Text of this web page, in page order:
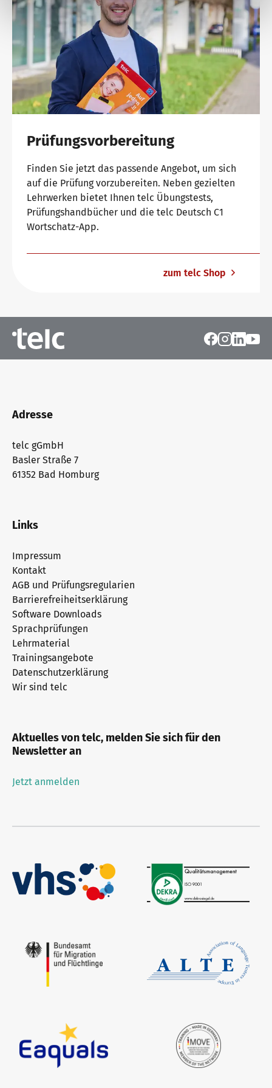
Prüfungsvorbereitung
Finden Sie jetzt das passende Angebot, um sich
auf die Prüfung vorzubereiten. Neben gezielten
Lehrwerken bietet Ihnen telc Übungstests,
Prüfungshandbücher und die telc Deutsch C1
Wortschatz-App.
zum telc Shop
Adresse
telc gGmbH
Basler Straße 7
61352 Bad Homburg
Links
Impressum
Kontakt
AGB und Prüfungsregularien
Barrierefreiheitserklärung
Software Downloads
Sprachprüfungen
Lehrmaterial
Trainingsangebote
Datenschutzerklärung
Wir sind telc
Aktuelles von telc, melden Sie sich für den
Newsletter an
Jetzt anmelden